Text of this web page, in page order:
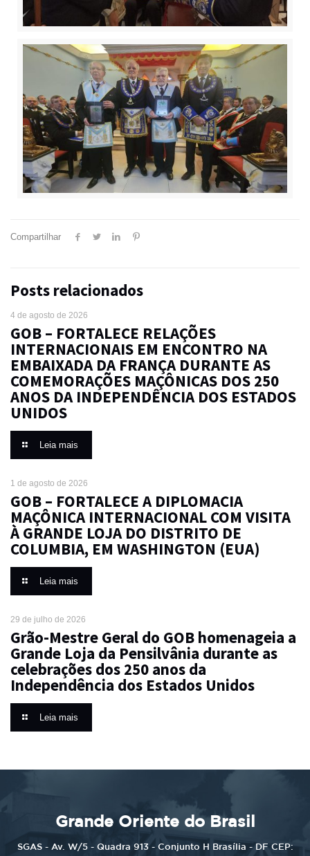
Compartilhar
Posts relacionados
4 de agosto de 2026
GOB – FORTALECE RELAÇÕES
INTERNACIONAIS EM ENCONTRO NA
EMBAIXADA DA FRANÇA DURANTE AS
COMEMORAÇÕES MAÇÔNICAS DOS 250
ANOS DA INDEPENDÊNCIA DOS ESTADOS
UNIDOS
Leia mais
1 de agosto de 2026
GOB – FORTALECE A DIPLOMACIA
MAÇÔNICA INTERNACIONAL COM VISITA
À GRANDE LOJA DO DISTRITO DE
COLUMBIA, EM WASHINGTON (EUA)
Leia mais
29 de julho de 2026
Grão-Mestre Geral do GOB homenageia a
Grande Loja da Pensilvânia durante as
celebrações dos 250 anos da
Independência dos Estados Unidos
Leia mais
Grande Oriente do Brasil
SGAS - Av. W/5 - Quadra 913 - Conjunto H Brasília - DF CEP: